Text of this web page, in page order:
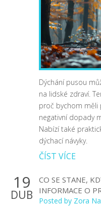
Dýchání pusou
na lidské zdraví.
proč bychom měli
negativní dopady
Nabízí také
dýchací návyky.
ČÍST VÍCE
19
DUB
CO SE STANE,
INFORMACE O
Posted by Zora